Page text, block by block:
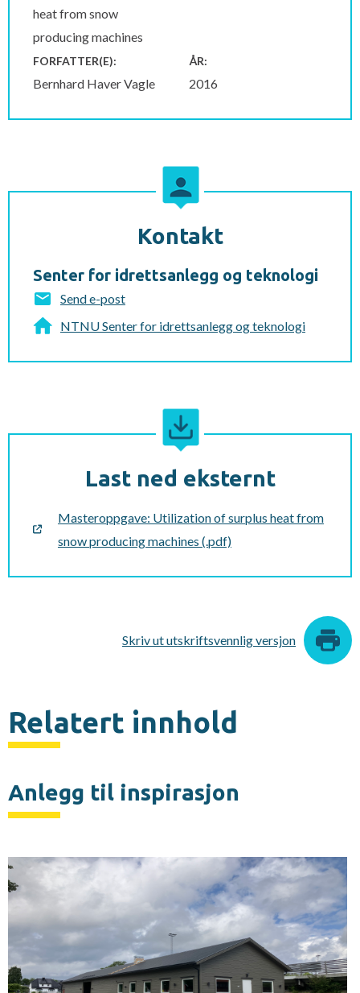
heat from snow
producing machines
FORFATTER(E):
Bernhard Haver Vagle
ÅR:
2016
Kontakt
Senter for idrettsanlegg og teknologi
Send e-post
NTNU Senter for idrettsanlegg og teknologi
Last ned eksternt
Masteroppgave: Utilization of surplus heat from
snow producing machines (.pdf)
Skriv ut utskriftsvennlig versjon
Relatert innhold
Anlegg til inspirasjon